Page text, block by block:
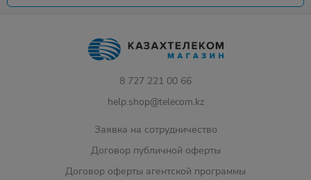
8 727 221 00 66
help.shop@telecom.kz
Заявка на сотрудничество
Договор публичной оферты
Договор оферты агентской программы